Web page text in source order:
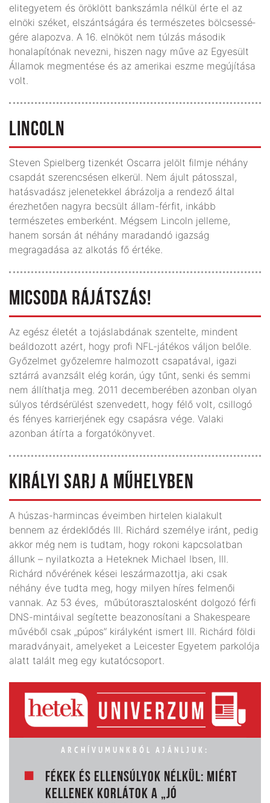
elitegyetem és öröklött bankszámla nélkül érte el az
elnöki széket, elszántságára és természetes bölcsessé­
gére alapozva. A 16. elnököt nem túlzás második
honalapítónak nevezni, hiszen nagy műve az Egyesült
Államok megmentése és az amerikai eszme megújítása
volt.
LINCOLN
Steven Spielberg tizenkét Oscarra jelölt filmje néhány
csapdát szerencsésen elkerül. Nem ájult pátosszal,
hatásvadász jelenetekkel ábrázolja a rendező által
érezhetően nagyra becsült állam-férfit, inkább
természetes emberként. Mégsem Lincoln jelleme,
hanem sorsán át néhány maradandó igazság
megragadása az alkotás fő értéke.
MICSODA RÁJÁTSZÁS!
Az egész életét a tojáslabdának szentelte, mindent
beáldozott azért, hogy profi NFL-játékos váljon belőle.
Győzelmet győzelemre halmozott csapatával, igazi
sztárrá avanzsált elég korán, úgy tűnt, senki és semmi
nem állíthatja meg. 2011 decemberében azonban olyan
súlyos térd­sérülést szenvedett, hogy félő volt, csillogó
és fényes karrierjének egy csapásra vége. Valaki
azonban átírta a forgatókönyvet.
KIRÁLYI SARJ A MŰHELYBEN
A húszas-harmincas éveimben hirtelen kialakult
bennem az érdeklődés III. Richárd személye iránt, pedig
akkor még nem is tudtam, hogy rokoni kapcsolatban
állunk – nyilatkozta a Heteknek Michael Ibsen, III.
Richárd nővérének kései leszármazottja, aki csak
néhány éve tudta meg, hogy milyen híres felmenői
vannak. Az 53 éves, műbútorasztalosként dolgozó férfi
DNS-mintáival segítette beazonosítani a Shakespeare
művéből csak „púpos” királyként ismert III. Richárd földi
maradványait, amelyeket a Leicester Egyetem parkolója
alatt talált meg egy kutatócsoport.
ARCHÍVUMUNKBÓL AJÁNLJUK:
FÉKEK ÉS ELLENSÚLYOK NÉLKÜL: MIÉRT
KELLENEK KORLÁTOK A „JÓ